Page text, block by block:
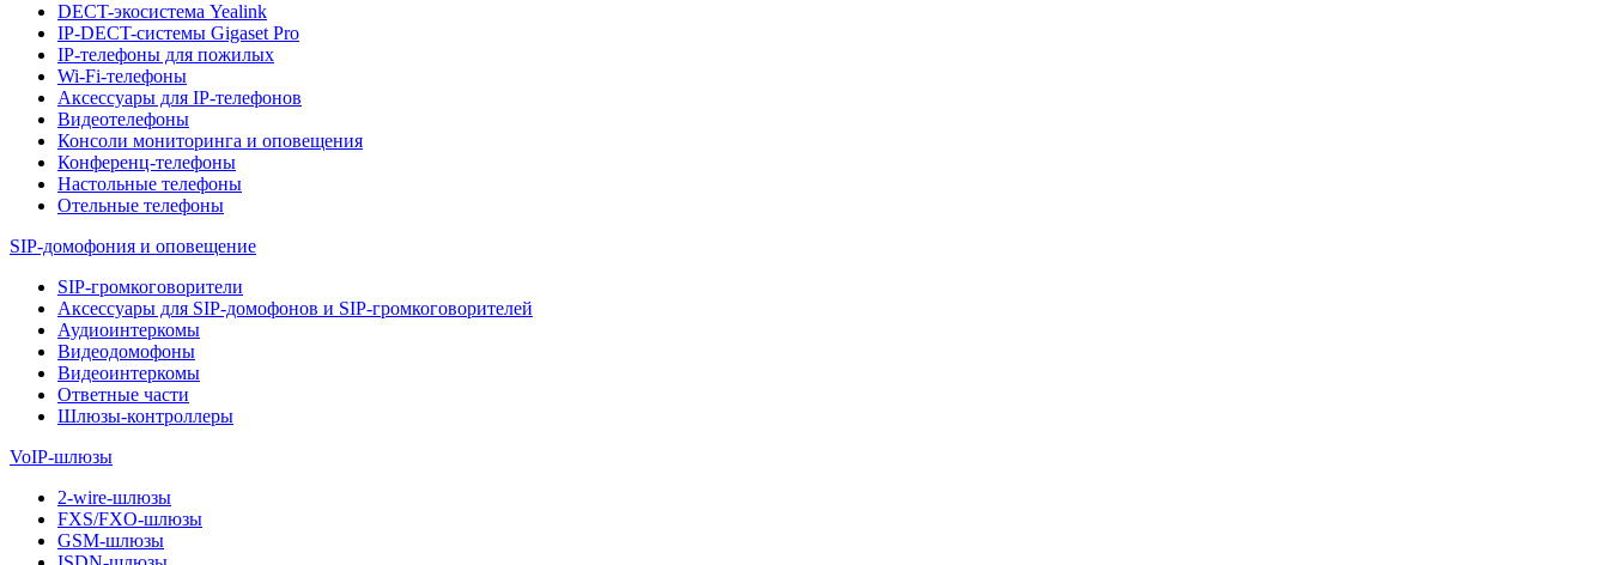
DECT-экосистема Yealink
IP-DECT-системы Gigaset Pro
IP-телефоны для пожилых
Wi-Fi-телефоны
Аксессуары для IP-телефонов
Видеотелефоны
Консоли мониторинга и оповещения
Конференц-телефоны
Настольные телефоны
Отельные телефоны
SIP-домофония и оповещение
SIP-громкоговорители
Аксессуары для SIP-домофонов и SIP-громкоговорителей
Аудиоинтеркомы
Видеодомофоны
Видеоинтеркомы
Ответные части
Шлюзы-контроллеры
VoIP-шлюзы
2-wire-шлюзы
FXS/FXO-шлюзы
GSM-шлюзы